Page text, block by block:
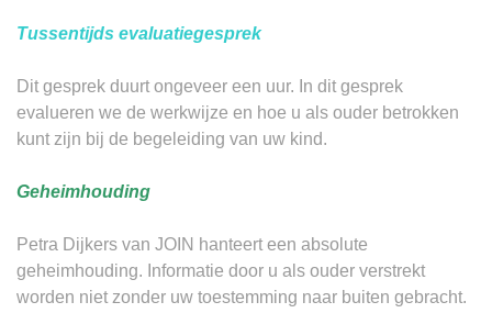
Tussentijds evaluatiegesprek
Dit gesprek duurt ongeveer een uur. In dit gesprek
evalueren we de werkwijze en hoe u als ouder betrokken
kunt zijn bij de begeleiding van uw kind.
Geheimhouding
Petra Dijkers van JOIN hanteert een absolute
geheimhouding. Informatie door u als ouder verstrekt
worden niet zonder uw toestemming naar buiten gebracht.